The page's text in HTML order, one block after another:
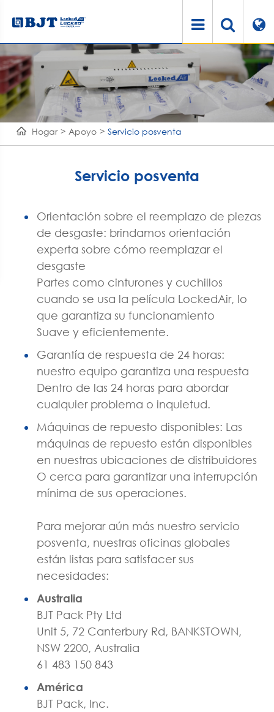
Hogar Apoyo Servicio posventa
Servicio posventa
Orientación sobre el reemplazo de piezas
de desgaste: brindamos orientación
experta sobre cómo reemplazar el
desgaste
Partes como cinturones y cuchillos
cuando se usa la película LockedAir, lo
que garantiza su funcionamiento
Suave y eficientemente.
Garantía de respuesta de 24 horas:
nuestro equipo garantiza una respuesta
Dentro de las 24 horas para abordar
cualquier problema o inquietud.
Máquinas de repuesto disponibles: Las
máquinas de repuesto están disponibles
en nuestras ubicaciones de distribuidores
O cerca para garantizar una interrupción
mínima de sus operaciones.
Para mejorar aún más nuestro servicio
posventa, nuestras oficinas globales
están listas para satisfacer sus
necesidades:
Australia
BJT Pack Pty Ltd
Unit 5, 72 Canterbury Rd, BANKSTOWN,
NSW 2200, Australia
61 483 150 843
América
BJT Pack, Inc.